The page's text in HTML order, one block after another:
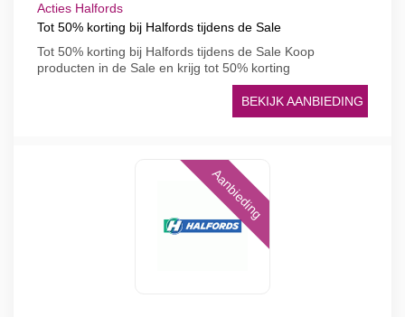
Acties Halfords
Tot 50% korting bij Halfords tijdens de Sale
Tot 50% korting bij Halfords tijdens de Sale Koop
producten in de Sale en krijg tot 50% korting
BEKIJK AANBIEDING
Aanbieding